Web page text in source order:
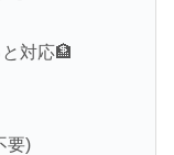
対応🏦
要)